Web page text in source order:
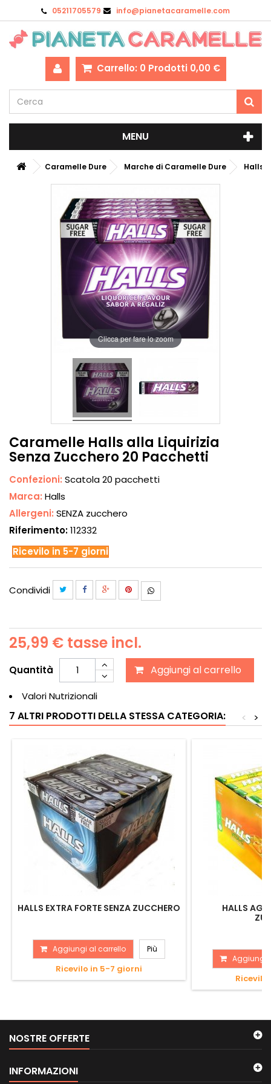
05211705579 info@pianetacaramelle.com
Carrello: 0 Prodotti 0,00 €
MENU
Caramelle Dure Marche di Caramelle Dure Halls
Clicca per fare lo zoom
Caramelle Halls alla Liquirizia
Senza Zucchero 20 Pacchetti
Confezioni: Scatola 20 pacchetti
Marca: Halls
Allergeni: SENZA zucchero
Riferimento:112332
Ricevilo in 5-7 giorni
Condividi
25,99 € tasse incl.
Quantità Aggiungi al carrello
Valori Nutrizionali
7 ALTRI PRODOTTI DELLA STESSA CATEGORIA: >
<
HALLS EXTRA FORTE SENZA ZUCCHERO
Aggiungi al carrello Più
Ricevilo in 5-7 giorni
HALLS
Aggiungi
NOSTRE OFFERTE
INFORMAZIONI